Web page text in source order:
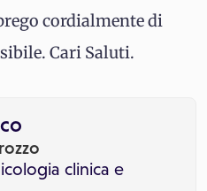
cordialmente di
Cari Saluti.
clinica e